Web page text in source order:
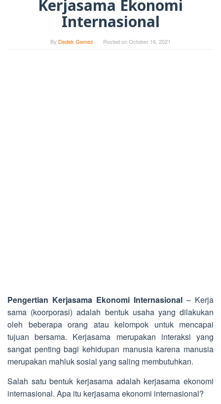
Kerjasama Ekonomi
Internasional
By Dedek Gemez Posted onOctober 16, 2021
Pengertian Kerjasama Ekonomi Internasional – Kerja
sama (koorporasi) adalah bentuk usaha yang dilakukan
oleh beberapa orang atau kelompok untuk mencapai
tujuan bersama. Kerjasama merupakan interaksi yang
sangat penting bagi kehidupan manusia karena manusia
merupakan mahluk sosial yang saling membutuhkan.
Salah satu bentuk kerjasama adalah kerjasama ekonomi
internasional. Apa itu kerjasama ekonomi internasional?